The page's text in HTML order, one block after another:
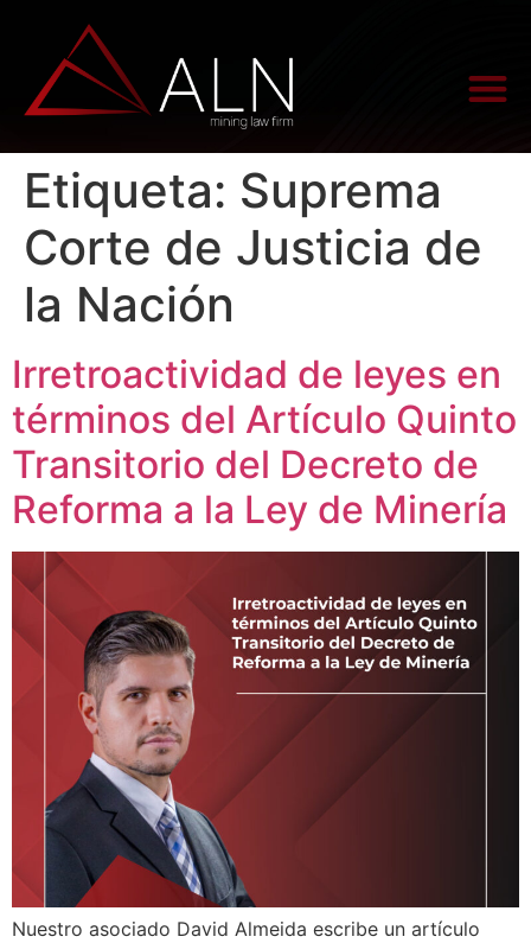
Etiqueta: Suprema
Corte de Justicia de
la Nación
Irretroactividad de leyes en
términos del Artículo Quinto
Transitorio del Decreto de
Reforma a la Ley de Minería
Nuestro asociado David Almeida escribe un artículo